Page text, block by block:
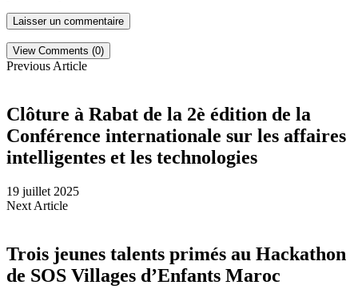
View Comments (0)
Previous Article
Clôture à Rabat de la 2è édition de la
Conférence internationale sur les affaires
intelligentes et les technologies
19 juillet 2025
Next Article
Trois jeunes talents primés au Hackathon
de SOS Villages d’Enfants Maroc